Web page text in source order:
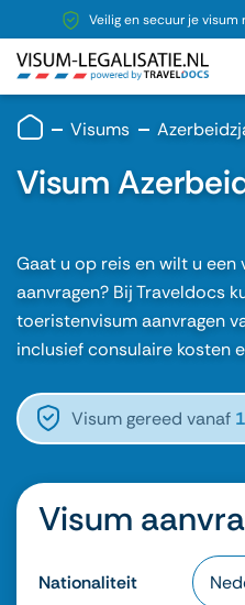
Veilig en secuur je visum
Visums
Visum
Gaat u op reis en wilt u
aanvragen? Bij Traveldocs
toeristenvisum aanvragen
inclusief consulaire kosten
Visum gereed vanaf
Visum
Nationaliteit